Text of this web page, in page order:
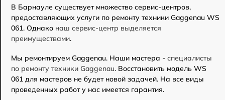
В Барнауле существует множество сервис-центров,
предоставляющих услуги по ремонту техники Gaggenau WS
061. Однако наш сервис-центр выделяется
преимуществами.
Мы ремонтируем Gaggenau. Наши мастера - специалисты
по ремонту техники Gaggenau. Восстановить модель WS
061 для мастеров не будет новой задачей. На все виды
проведенных работ у нас имеется гарантия.